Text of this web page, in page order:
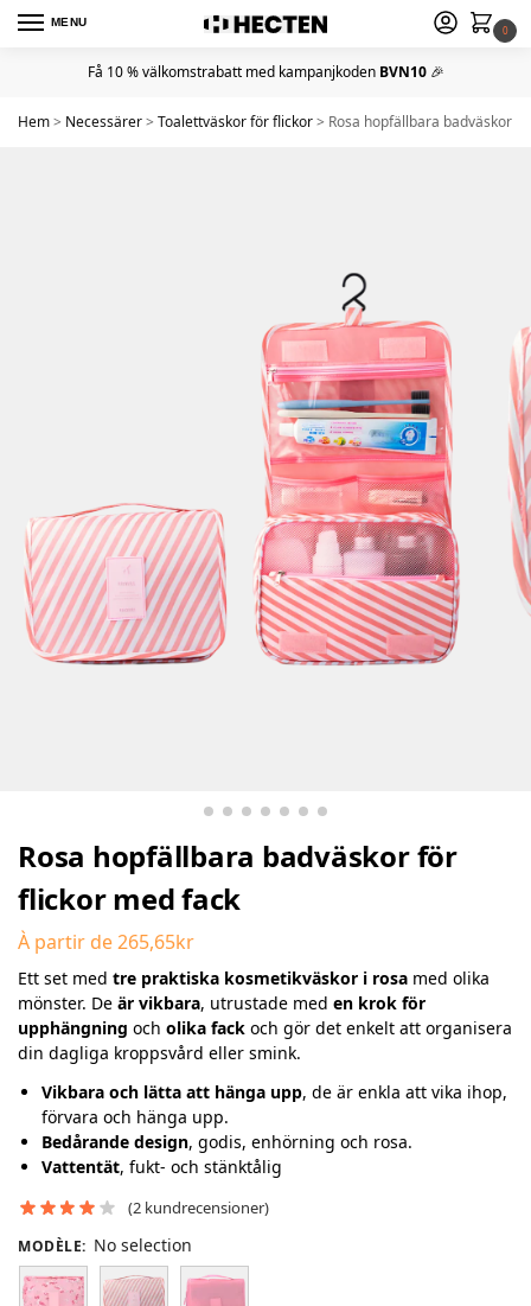
MENU
0
Få 10 % välkomstrabatt med kampanjkoden BVN10🎉
Hem> Necessärer> Toalettväskor för flickor> Rosa hopfällbara badväskor
Rosa hopfällbara badväskor för
flickor med fack
À partir de265,65kr
Ett set med tre praktiska kosmetikväskor i rosa med olika
mönster. De är vikbara, utrustade med en krok för
upphängning och olika fack och gör det enkelt att organisera
din dagliga kroppsvård eller smink.
Vikbara och lätta att hänga upp, de är enkla att vika ihop,
förvara och hänga upp.
Bedårande design, godis, enhörning och rosa.
Vattentät, fukt- och stänktålig
(2 kundrecensioner)
MODÈLE: No selection